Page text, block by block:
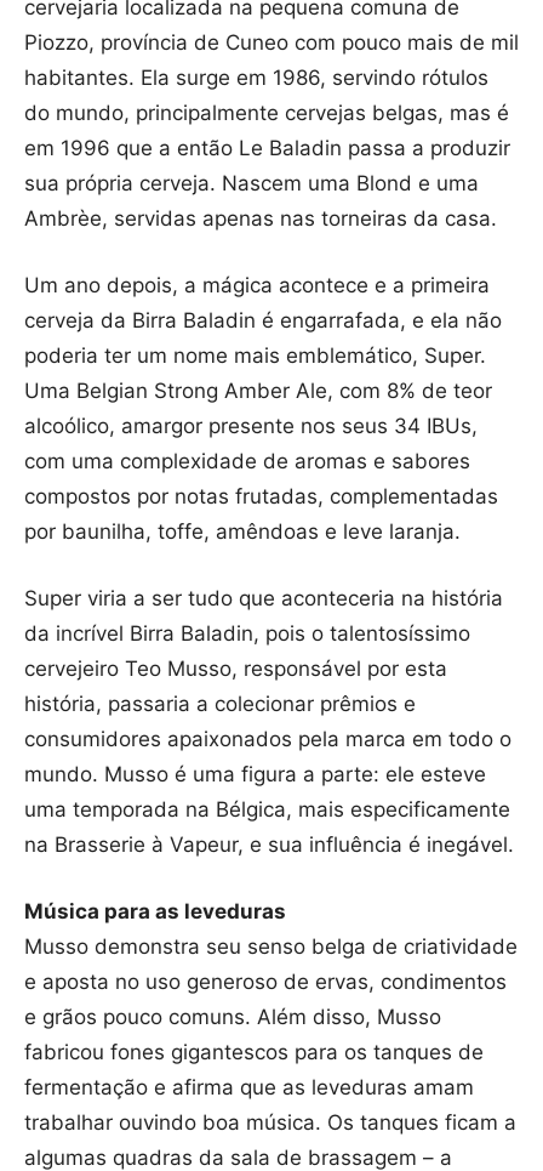
cervejaria localizada na pequena comuna de
Piozzo, província de Cuneo com pouco mais de mil
habitantes. Ela surge em 1986, servindo rótulos
do mundo, principalmente cervejas belgas, mas é
em 1996 que a então Le Baladin passa a produzir
sua própria cerveja. Nascem uma Blond e uma
Ambrèe, servidas apenas nas torneiras da casa.
Um ano depois, a mágica acontece e a primeira
cerveja da Birra Baladin é engarrafada, e ela não
poderia ter um nome mais emblemático, Super.
Uma Belgian Strong Amber Ale, com 8% de teor
alcoólico, amargor presente nos seus 34 IBUs,
com uma complexidade de aromas e sabores
compostos por notas frutadas, complementadas
por baunilha, toffe, amêndoas e leve laranja.
Super viria a ser tudo que aconteceria na história
da incrível Birra Baladin, pois o talentosíssimo
cervejeiro Teo Musso, responsável por esta
história, passaria a colecionar prêmios e
consumidores apaixonados pela marca em todo o
mundo. Musso é uma figura a parte: ele esteve
uma temporada na Bélgica, mais especificamente
na Brasserie à Vapeur, e sua influência é inegável.
Música para as leveduras
Musso demonstra seu senso belga de criatividade
e aposta no uso generoso de ervas, condimentos
e grãos pouco comuns. Além disso, Musso
fabricou fones gigantescos para os tanques de
fermentação e afirma que as leveduras amam
trabalhar ouvindo boa música. Os tanques ficam a
algumas quadras da sala de brassagem – a